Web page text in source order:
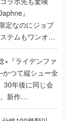
』
定なのにジョブ
テムもワンオフ
ィレクターに聞
×『ライデンファ
つて縦シュー全
30年後に同じ会
新作
で初タッグを組